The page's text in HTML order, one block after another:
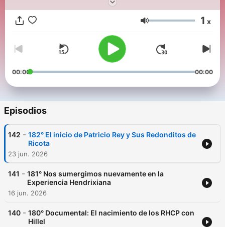
@nenulilian. ¡Que sea @RocknRockRadio!
Volumen 1 x
00:00 00:00
Episodios
142 - 182° El inicio de Patricio Rey y Sus Redonditos de
Ricota
23 jun. 2026
141 - 181° Nos sumergimos nuevamente en la
Experiencia Hendrixiana
16 jun. 2026
140 - 180° Documental: El nacimiento de los RHCP con
Hillel